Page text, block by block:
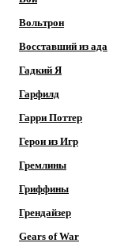
Вольтрон
Восставший из ада
Гадкий Я
Гарфилд
Гарри Поттер
Герои из Игр
Гремлины
Гриффины
Грендайзер
Gears of War